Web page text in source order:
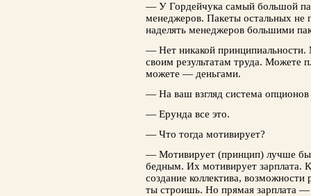
— У Гордейчука самый большой
менеджеров. Пакеты остальных
наделять менеджеров большими
— Нет никакой
своим результатам труда. Можете
можете — деньгами.
— На ваш взгляд система опционов
— Ерунда все это.
— Что тогда мотивирует?
— Мотивирует (принцип) лучше
бедным. Их мотивирует зарплата.
создание коллектива,
ты строишь. Но прямая зарплата